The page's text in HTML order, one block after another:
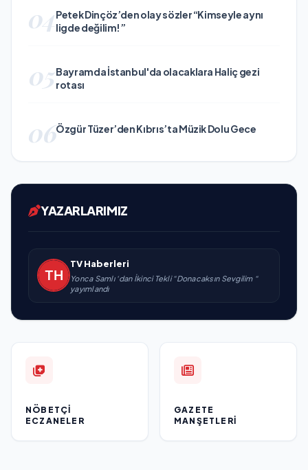
04Petek Dinçöz’den olay sözler “Kimseyle aynı
ligde değilim!”
05Bayramda İstanbul'da olacaklara Haliç gezi
rotası
06Özgür Tüzer’den Kıbrıs’ta Müzik Dolu Gece
YAZARLARIMIZ
TV Haberleri
Yonca Samlı ‘dan İkinci Tekli “Donacaksın Sevgilim “
yayımlandı
NÖBETÇI
ECZANELER
GAZETE
MANŞETLERI